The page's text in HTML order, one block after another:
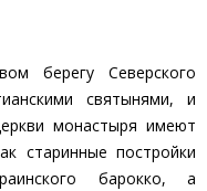
берегу Северского
святынями, и
монастыря имеют
старинные постройки
барокко, а